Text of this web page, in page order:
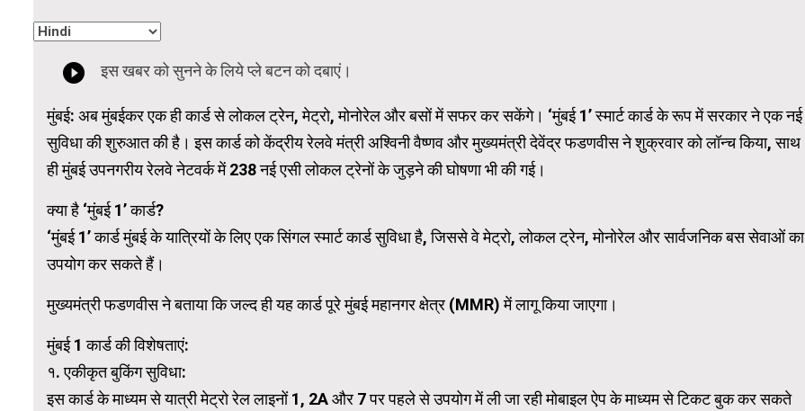
मुंबई: अब मुंबईकर एक ही कार्ड से लोकल ट्रेन, मेट्रो, मोनोरेल और बसों में सफर कर सकेंगे। ‘मुंबई 1’ स्मार्ट कार्ड के रूप में सरकार ने एक नई
सुविधा की शुरुआत की है। इस कार्ड को केंद्रीय रेलवे मंत्री अश्विनी वैष्णव और मुख्यमंत्री देवेंद्र फडणवीस ने शुक्रवार को लॉन्च किया, साथ
ही मुंबई उपनगरीय रेलवे नेटवर्क में 238 नई एसी लोकल ट्रेनों के जुड़ने की घोषणा भी की गई।
क्या है ‘मुंबई 1’ कार्ड?
‘मुंबई 1’ कार्ड मुंबई के यात्रियों के लिए एक सिंगल स्मार्ट कार्ड सुविधा है, जिससे वे मेट्रो, लोकल ट्रेन, मोनोरेल और सार्वजनिक बस सेवाओं का
उपयोग कर सकते हैं।
मुख्यमंत्री फडणवीस ने बताया कि जल्द ही यह कार्ड पूरे मुंबई महानगर क्षेत्र (MMR) में लागू किया जाएगा।
मुंबई 1 कार्ड की विशेषताएं:
१. एकीकृत बुकिंग सुविधा:
इस कार्ड के माध्यम से यात्री मेट्रो रेल लाइनों 1, 2A और 7 पर पहले से उपयोग में ली जा रही मोबाइल ऐप के माध्यम से टिकट बुक कर सकते
WordPress Carousel Trial Version